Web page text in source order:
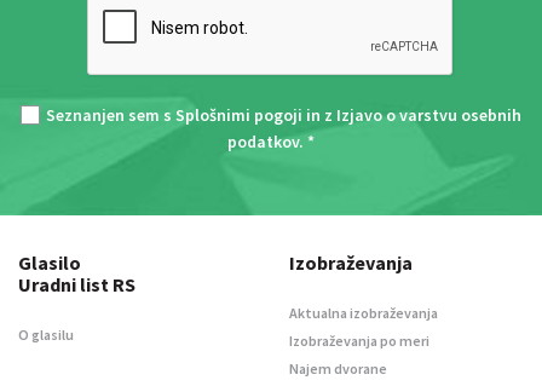
Seznanjen sem s Splošnimi pogoji in z Izjavo o varstvu osebnih
podatkov. *
Glasilo
Uradni list RS
O glasilu
Izobraževanja
Aktualna izobraževanja
Izobraževanja po meri
Najem dvorane